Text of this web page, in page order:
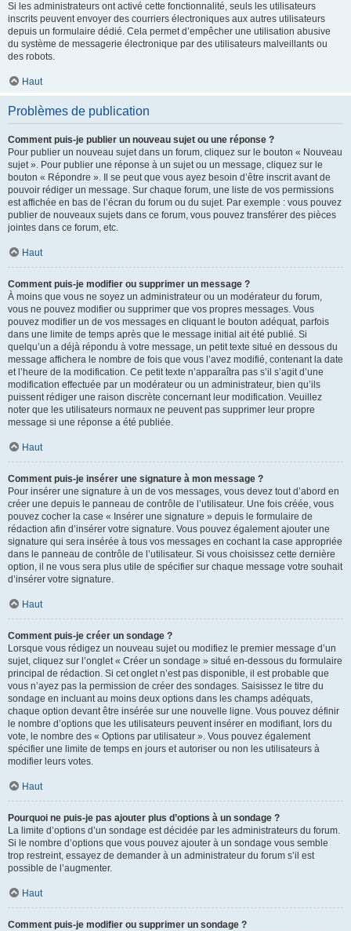
Si les administrateurs ont activé cette fonctionnalité, seuls les utilisateurs
inscrits peuvent envoyer des courriers électroniques aux autres utilisateurs
depuis un formulaire dédié. Cela permet d’empêcher une utilisation abusive
du système de messagerie électronique par des utilisateurs malveillants ou
des robots.
Haut
Problèmes de publication
Comment puis-je publier un nouveau sujet ou une réponse ?
Pour publier un nouveau sujet dans un forum, cliquez sur le bouton « Nouveau
sujet ». Pour publier une réponse à un sujet ou un message, cliquez sur le
bouton « Répondre ». Il se peut que vous ayez besoin d’être inscrit avant de
pouvoir rédiger un message. Sur chaque forum, une liste de vos permissions
est affichée en bas de l’écran du forum ou du sujet. Par exemple : vous pouvez
publier de nouveaux sujets dans ce forum, vous pouvez transférer des pièces
jointes dans ce forum, etc.
Haut
Comment puis-je modifier ou supprimer un message ?
À moins que vous ne soyez un administrateur ou un modérateur du forum,
vous ne pouvez modifier ou supprimer que vos propres messages. Vous
pouvez modifier un de vos messages en cliquant le bouton adéquat, parfois
dans une limite de temps après que le message initial ait été publié. Si
quelqu’un a déjà répondu à votre message, un petit texte situé en dessous du
message affichera le nombre de fois que vous l’avez modifié, contenant la date
et l’heure de la modification. Ce petit texte n’apparaîtra pas s’il s’agit d’une
modification effectuée par un modérateur ou un administrateur, bien qu’ils
puissent rédiger une raison discrète concernant leur modification. Veuillez
noter que les utilisateurs normaux ne peuvent pas supprimer leur propre
message si une réponse a été publiée.
Haut
Comment puis-je insérer une signature à mon message ?
Pour insérer une signature à un de vos messages, vous devez tout d’abord en
créer une depuis le panneau de contrôle de l’utilisateur. Une fois créée, vous
pouvez cocher la case « Insérer une signature » depuis le formulaire de
rédaction afin d’insérer votre signature. Vous pouvez également ajouter une
signature qui sera insérée à tous vos messages en cochant la case appropriée
dans le panneau de contrôle de l’utilisateur. Si vous choisissez cette dernière
option, il ne vous sera plus utile de spécifier sur chaque message votre souhait
d’insérer votre signature.
Haut
Comment puis-je créer un sondage ?
Lorsque vous rédigez un nouveau sujet ou modifiez le premier message d’un
sujet, cliquez sur l’onglet « Créer un sondage » situé en-dessous du formulaire
principal de rédaction. Si cet onglet n’est pas disponible, il est probable que
vous n’ayez pas la permission de créer des sondages. Saisissez le titre du
sondage en incluant au moins deux options dans les champs adéquats,
chaque option devant être insérée sur une nouvelle ligne. Vous pouvez définir
le nombre d’options que les utilisateurs peuvent insérer en modifiant, lors du
vote, le nombre des « Options par utilisateur ». Vous pouvez également
spécifier une limite de temps en jours et autoriser ou non les utilisateurs à
modifier leurs votes.
Haut
Pourquoi ne puis-je pas ajouter plus d’options à un sondage ?
La limite d’options d’un sondage est décidée par les administrateurs du forum.
Si le nombre d’options que vous pouvez ajouter à un sondage vous semble
trop restreint, essayez de demander à un administrateur du forum s’il est
possible de l’augmenter.
Haut
Comment puis-je modifier ou supprimer un sondage ?